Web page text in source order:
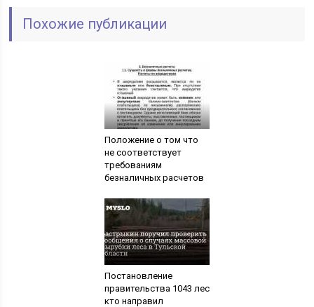
Похожие публикации
Положение о том что
не соответствует
требованиям
безналичных расчетов
Постановление
правительства 1043 лес
кто направил